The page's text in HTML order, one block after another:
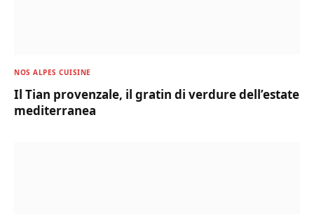
NOS ALPES CUISINE
Il Tian provenzale, il gratin di verdure dell’estate
mediterranea